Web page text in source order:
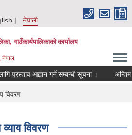
नेपाली
गाउँकार्यपालिकाकाे कार्यालय
नेपाल
प्रस्ताव आह्वान गर्ने सम्बन्धी सूचना । अन्तिम
विवरण
विवरण